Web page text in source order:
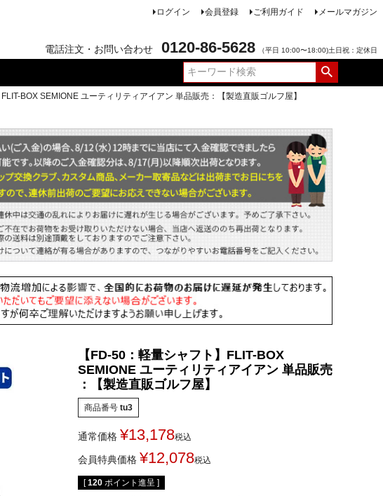
ログイン 会員登録 ご利用ガイド メールマガジン
電話注文・お問い合わせ 0120-86-5628 （平日 10:00〜18:00)土日祝：定休日
BOX SEMIONE ユーティリティアイアン 単品販売：【製造直販ゴルフ屋】
【FD-50：軽量シャフト】FLIT-BOX
SEMIONE ユーティリティアイアン 単品販売
：【製造直販ゴルフ屋】
商品番号 tu3
通常価格 ¥13,178税込
会員特典価格 ¥12,078税込
[ 120 ポイント進呈 ]